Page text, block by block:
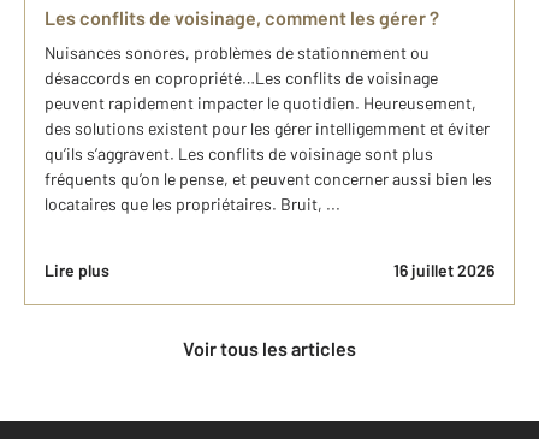
Les conflits de voisinage, comment les gérer ?
Nuisances sonores, problèmes de stationnement ou
désaccords en copropriété…Les conflits de voisinage
peuvent rapidement impacter le quotidien. Heureusement,
des solutions existent pour les gérer intelligemment et éviter
qu’ils s’aggravent. Les conflits de voisinage sont plus
fréquents qu’on le pense, et peuvent concerner aussi bien les
locataires que les propriétaires. Bruit, ...
Lire plus 16 juillet 2026
Voir tous les articles